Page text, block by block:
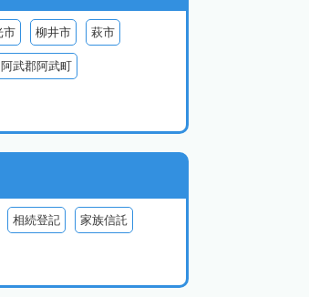
市 柳井市 萩市
阿武郡阿武町
相続登記 家族信託